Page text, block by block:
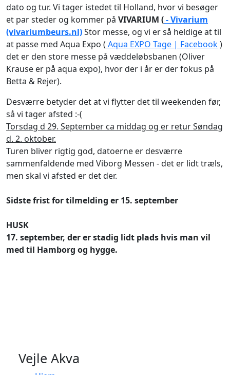
dato og tur. Vi tager istedet til Holland, hvor vi besøger
et par steder og kommer på VIVARIUM (- Vivarium
(vivariumbeurs.nl)Stor messe, og vi er så heldige at til
at passe med Aqua Expo ( Aqua EXPO Tage | Facebook)
det er den store messe på væddeløbsbanen (Oliver
Krause er på aqua expo), hvor der i år er der fokus på
Betta & Rejer).
Desværre betyder det at vi flytter det til weekenden før,
så vi tager afsted :-(
Torsdag d 29. September ca middag og er retur Søndag
d. 2. oktober.
Turen bliver rigtig god, datoerne er desværre
sammenfaldende med Viborg Messen - det er lidt træls,
men skal vi afsted er det der.
Sidste frist for tilmelding er 15. september
HUSK
17. september, der er stadig lidt plads hvis man vil
med til Hamborg og hygge.
Vejle Akva